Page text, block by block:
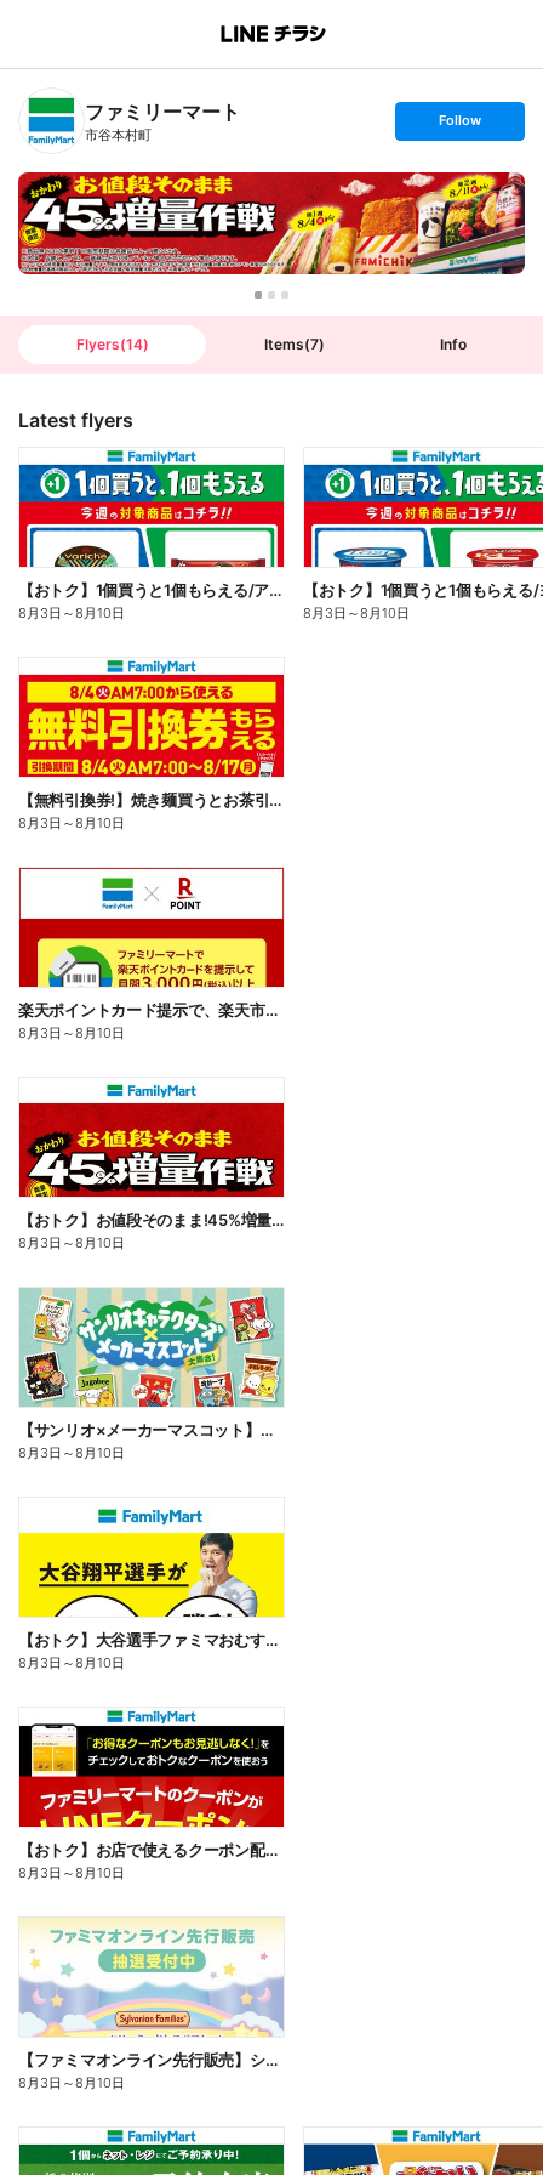
B
n
T
ファミリーマート
市谷本村町
s
t
o
l
l
o
w
Follow
Flyers(14) Items(7) Info
Latest flyers
【おトク】1個買うと1個もらえる/アイス
8月3日 ～8月10日 8月3日 ～8月10日
【無料引換券!】焼き麺買うとお茶引換券貰える!
8月3日 ～8月10日
楽天ポイントカード提示で、楽天市場でのお買い物がおトクに!
8月3日 ～8月10日
【おトク】お値段そのまま!45%増量作戦!
8月3日 ～8月10日
【サンリオ×メーカーマスコット】オリジナルグッズ貰える!
8月3日 ～8月10日
【おトク】大谷選手ファミマおむすび割
8月3日 ～8月10日
【おトク】お店で使えるクーポン配信中
8月3日 ～8月10日
【ファミマオンライン先行販売】シルバニアファミリー
8月3日 ～8月10日